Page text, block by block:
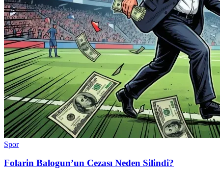
Spor
Folarin Balogun’un Cezası Neden Silindi?